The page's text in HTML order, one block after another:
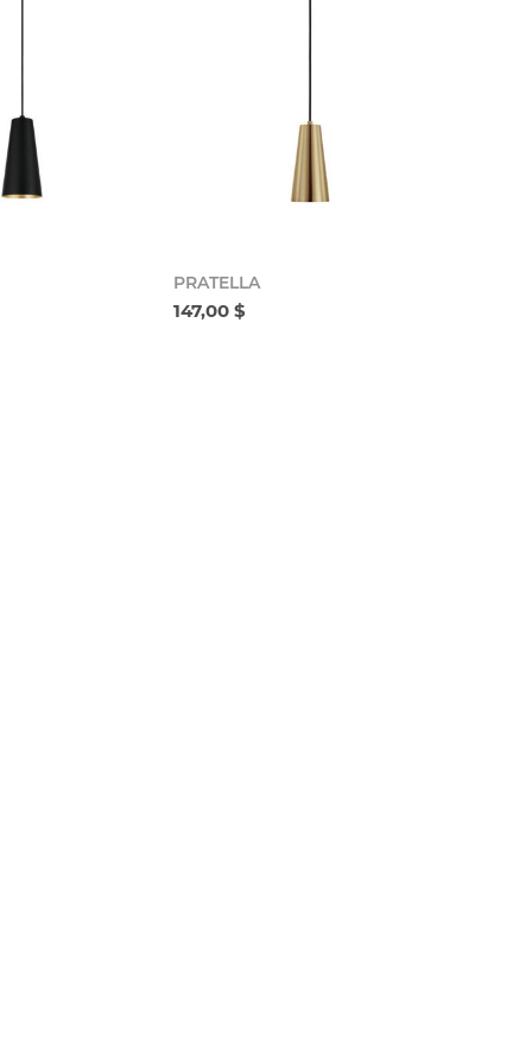
PRATELLA
147,00 $